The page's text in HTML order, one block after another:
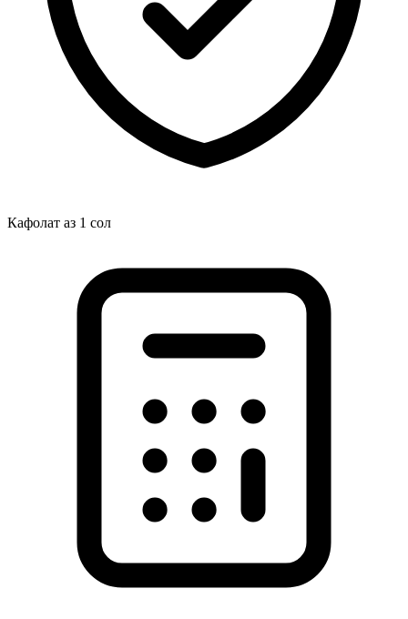
Кафолат аз 1 сол